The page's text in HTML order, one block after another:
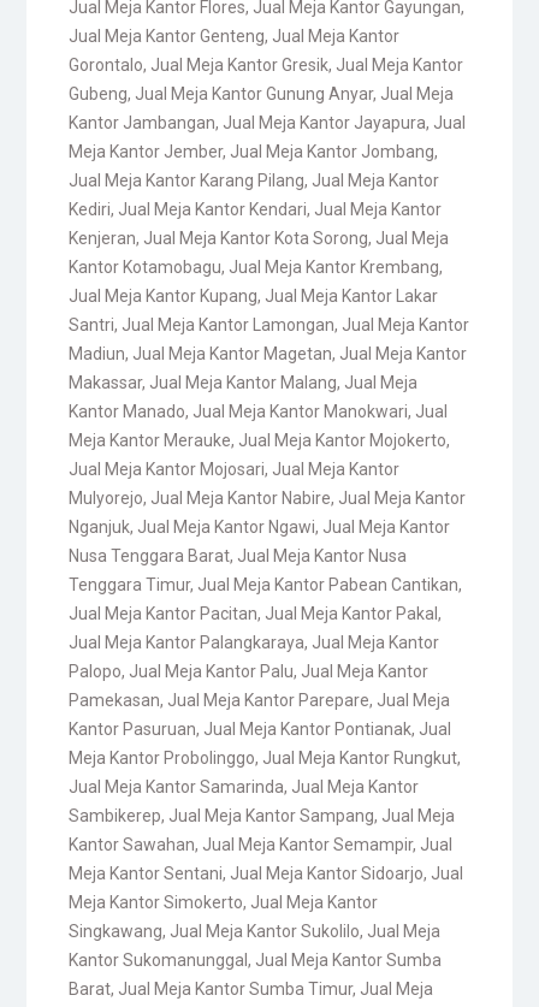
Jual Meja Kantor Flores, Jual Meja Kantor Gayungan,
Jual Meja Kantor Genteng, Jual Meja Kantor
Gorontalo, Jual Meja Kantor Gresik, Jual Meja Kantor
Gubeng, Jual Meja Kantor Gunung Anyar, Jual Meja
Kantor Jambangan, Jual Meja Kantor Jayapura, Jual
Meja Kantor Jember, Jual Meja Kantor Jombang,
Jual Meja Kantor Karang Pilang, Jual Meja Kantor
Kediri, Jual Meja Kantor Kendari, Jual Meja Kantor
Kenjeran, Jual Meja Kantor Kota Sorong, Jual Meja
Kantor Kotamobagu, Jual Meja Kantor Krembang,
Jual Meja Kantor Kupang, Jual Meja Kantor Lakar
Santri, Jual Meja Kantor Lamongan, Jual Meja Kantor
Madiun, Jual Meja Kantor Magetan, Jual Meja Kantor
Makassar, Jual Meja Kantor Malang, Jual Meja
Kantor Manado, Jual Meja Kantor Manokwari, Jual
Meja Kantor Merauke, Jual Meja Kantor Mojokerto,
Jual Meja Kantor Mojosari, Jual Meja Kantor
Mulyorejo, Jual Meja Kantor Nabire, Jual Meja Kantor
Nganjuk, Jual Meja Kantor Ngawi, Jual Meja Kantor
Nusa Tenggara Barat, Jual Meja Kantor Nusa
Tenggara Timur, Jual Meja Kantor Pabean Cantikan,
Jual Meja Kantor Pacitan, Jual Meja Kantor Pakal ,
Jual Meja Kantor Palangkaraya, Jual Meja Kantor
Palopo, Jual Meja Kantor Palu, Jual Meja Kantor
Pamekasan, Jual Meja Kantor Parepare, Jual Meja
Kantor Pasuruan, Jual Meja Kantor Pontianak, Jual
Meja Kantor Probolinggo, Jual Meja Kantor Rungkut,
Jual Meja Kantor Samarinda, Jual Meja Kantor
Sambikerep, Jual Meja Kantor Sampang, Jual Meja
Kantor Sawahan, Jual Meja Kantor Semampir, Jual
Meja Kantor Sentani, Jual Meja Kantor Sidoarjo, Jual
Meja Kantor Simokerto, Jual Meja Kantor
Singkawang, Jual Meja Kantor Sukolilo, Jual Meja
Kantor Sukomanunggal , Jual Meja Kantor Sumba
Barat, Jual Meja Kantor Sumba Timur, Jual Meja